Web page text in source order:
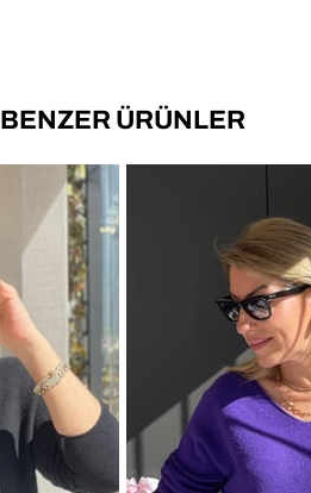
BENZER ÜRÜNLER